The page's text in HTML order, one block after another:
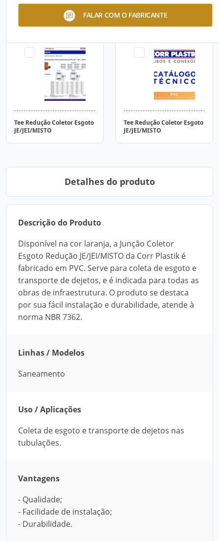
FALAR COM O FABRICANTE
Tee Coletor Esgoto
JE/JEI/MISTO
Tee Redução Coletor Esgoto
JE/JEI/MISTO
Tee Redução Coletor Esgoto
JE/JEI/MISTO
Detalhes do produto
Descrição do Produto
Disponível na cor laranja, a Junção Coletor
Esgoto Redução JE/JEI/MISTO da Corr Plastik é
fabricado em PVC. Serve para coleta de esgoto e
transporte de dejetos, e é indicada para todas as
obras de infraestrutura. O produto se destaca
por sua fácil instalação e durabilidade, atende à
norma NBR 7362.
Linhas / Modelos
Saneamento
Uso / Aplicações
Coleta de esgoto e transporte de dejetos nas
tubulações.
Vantagens
- Qualidade;
- Facilidade de instalação;
- Durabilidade.